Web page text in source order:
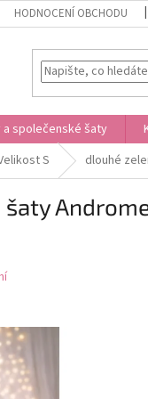
HODNOCENÍ OBCHODU
společenské šaty
S dlouhé